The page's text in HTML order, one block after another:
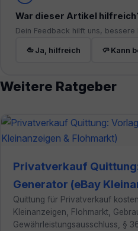
War dieser Artikel
Dein Feedback hilft uns, bessere
Ja, hilfreich Kann
Weitere Ratgeber
Privatverkauf
Generator (eBay
Quittung für Privatverkauf
Kleinanzeigen, Flohmarkt,
Gewährleistungsausschluss, §